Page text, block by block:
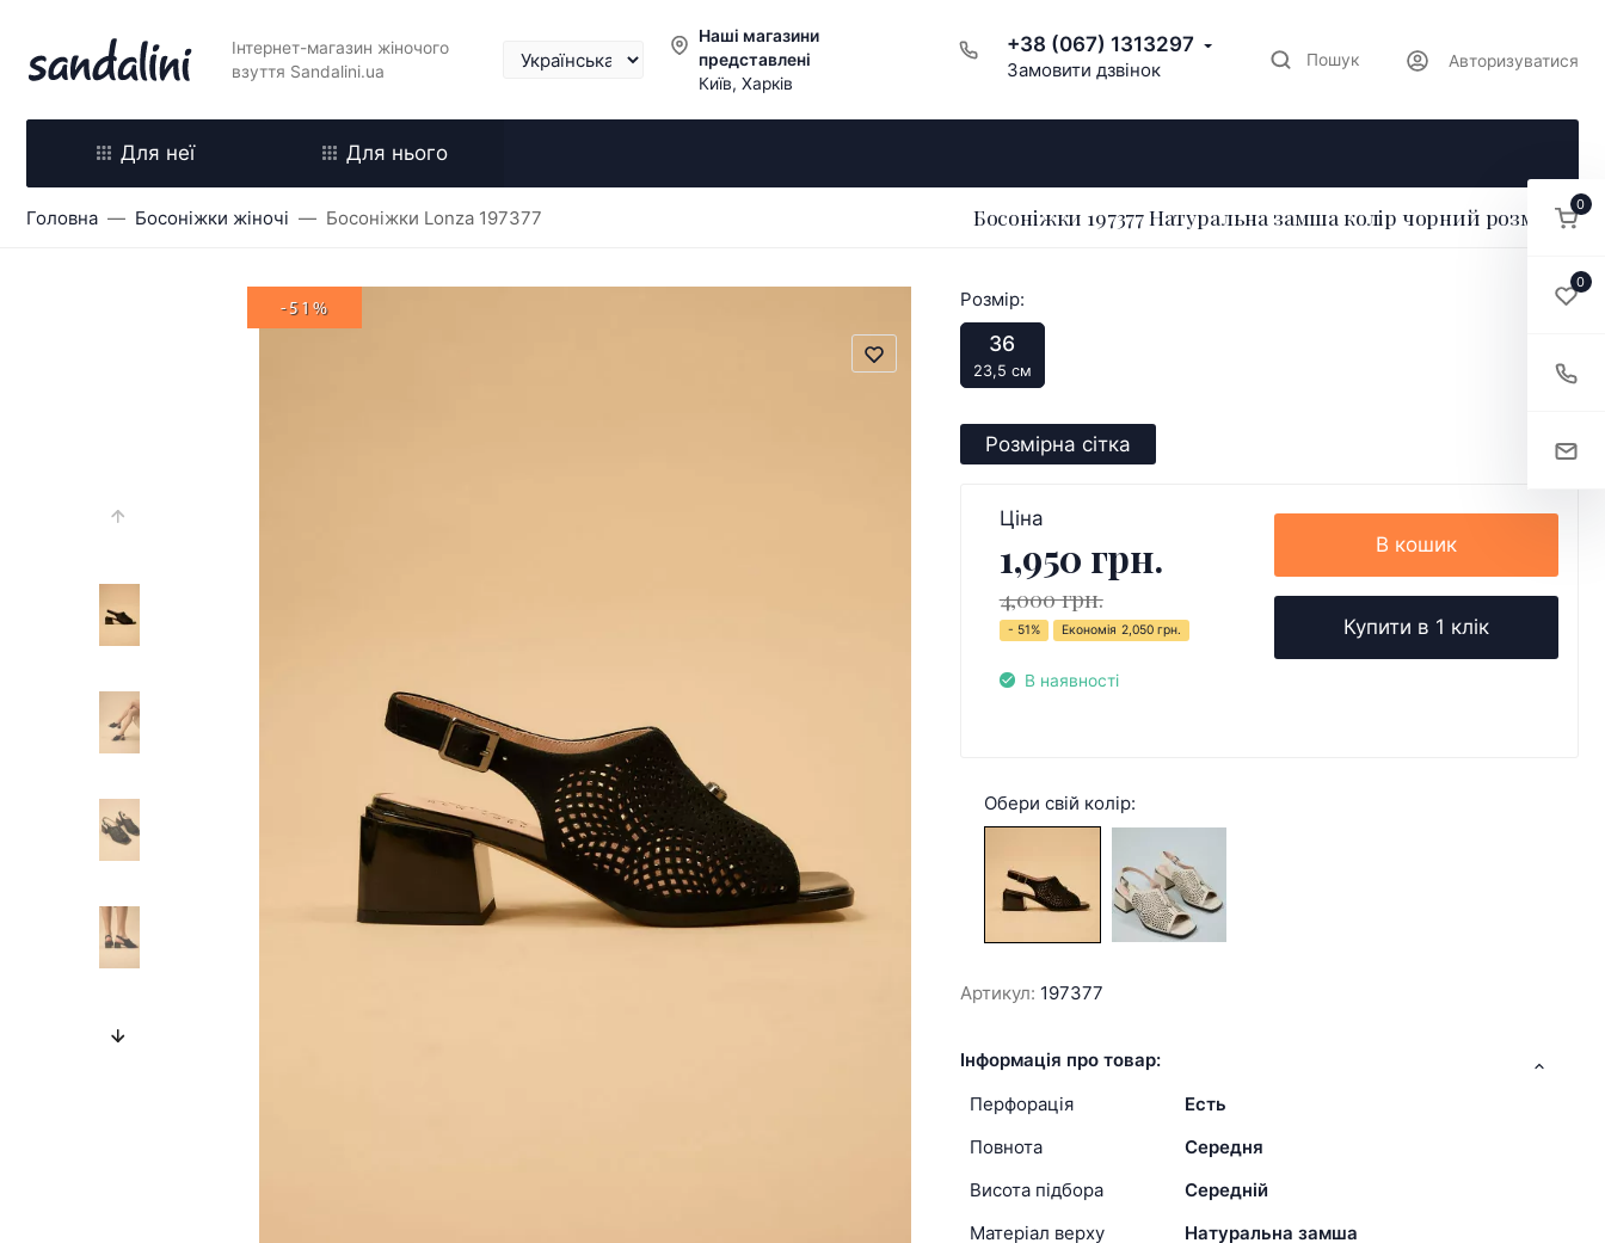
Інтернет-магазин жіночого
взуття Sandalini.ua
Наші магазини
представлені
Київ, Харків
+38 (067) 1313297
Замовити дзвінок Пошук Авторизуватися
Для неї Для нього
Головна Босоніжки жіночі Босоніжки Lonza 197377 Босоніжки 197377 Натуральна замша колір чорний розмір 36
-51% Розмір:
36
23,5 см
Розмірна сітка
Ціна
1,950 грн.
4,000 грн.
- 51% Економія 2,050 грн.
В наявності
В кошик
Купити в 1 клік
Обери свій колір:
Артикул: 197377
Інформація про товар:
Перфорація
Есть
Повнота
Середня
Висота підбора
Середній
Матеріал верху
Натуральна замша
0
0